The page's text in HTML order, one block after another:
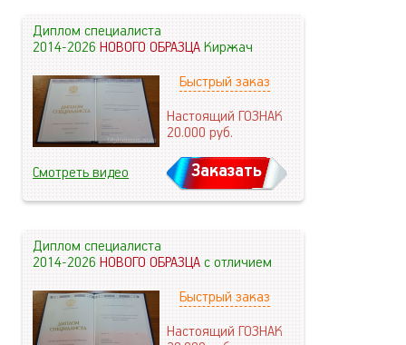
Диплом специалиста
2014-2026НОВОГО ОБРАЗЦАКиржач
Быстрый заказ
Настоящий ГОЗНАК
20.000руб.
Смотреть видео Заказать
Диплом специалиста
2014-2026НОВОГО ОБРАЗЦАс отличием
Быстрый заказ
Настоящий ГОЗНАК